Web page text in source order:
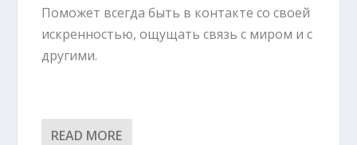
Поможет всегда быть в контакте со своей
искренностью, ощущать связь с миром и с
другими.
READ MORE